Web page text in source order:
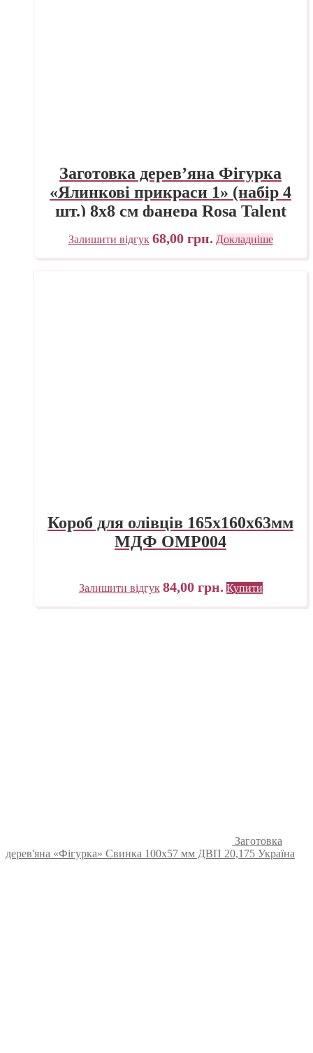
Заготовка дерев’яна Фігурка
«Ялинкові прикраси 1» (набір 4
шт.) 8х8 см фанера Rosa Talent
Залишити відгук 68,00 грн. Докладніше
Короб для олівців 165х160х63мм
МДФ ОМР004
Залишити відгук 84,00 грн. Купити
Заготовка
дерев'яна «Фігурка» Свинка 100х57 мм ДВП 20,175 Україна